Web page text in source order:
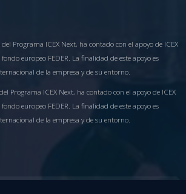
del Programa ICEX Next, ha contado con el apoyo de ICEX
europeo FEDER. La finalidad de este apoyo es
de la empresa y de su entorno.
Programa ICEX Next, ha contado con el apoyo de ICEX
europeo FEDER. La finalidad de este apoyo es
de la empresa y de su entorno.